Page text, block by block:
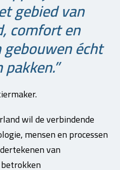
gebied van
comfort en
écht
wil de verbindende
mensen en processen
van